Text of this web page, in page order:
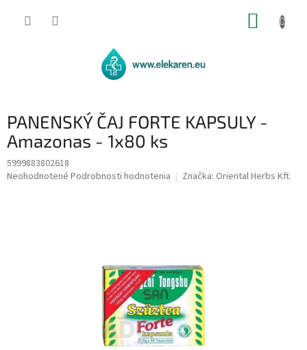
PANENSKÝ ČAJ FORTE KAPSULY -
Amazonas - 1x80 ks
5999883802618
Priemerné
Neohodnotené Podrobnosti hodnotenia Značka: Oriental Herbs Kft.